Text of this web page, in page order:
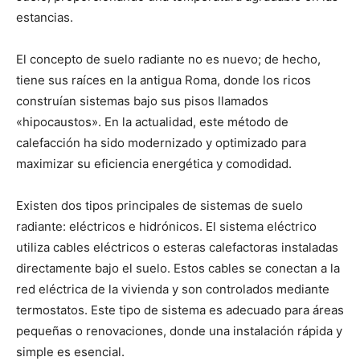
estancias.
El concepto de suelo radiante no es nuevo; de hecho,
tiene sus raíces en la antigua Roma, donde los ricos
construían sistemas bajo sus pisos llamados
«hipocaustos». En la actualidad, este método de
calefacción ha sido modernizado y optimizado para
maximizar su eficiencia energética y comodidad.
Existen dos tipos principales de sistemas de suelo
radiante: eléctricos e hidrónicos. El sistema eléctrico
utiliza cables eléctricos o esteras calefactoras instaladas
directamente bajo el suelo. Estos cables se conectan a la
red eléctrica de la vivienda y son controlados mediante
termostatos. Este tipo de sistema es adecuado para áreas
pequeñas o renovaciones, donde una instalación rápida y
simple es esencial.